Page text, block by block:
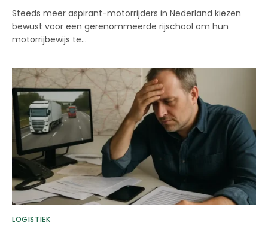
Steeds meer aspirant-motorrijders in Nederland kiezen
bewust voor een gerenommeerde rijschool om hun
motorrijbewijs te…
LOGISTIEK